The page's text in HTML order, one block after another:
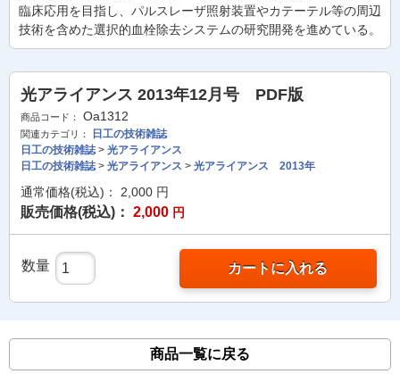
臨床応用を目指し、パルスレーザ照射装置やカテーテル等の周辺
技術を含めた選択的血栓除去システムの研究開発を進めている。
光アライアンス 2013年12月号 PDF版
商品コード： Oa1312
関連カテゴリ：
日工の技術雑誌
日工の技術雑誌> 光アライアンス
日工の技術雑誌> 光アライアンス > 光アライアンス 2013年
通常価格(税込)： 2,000 円
販売価格(税込)： 2,000 円
数量 カートに入れる
商品一覧に戻る